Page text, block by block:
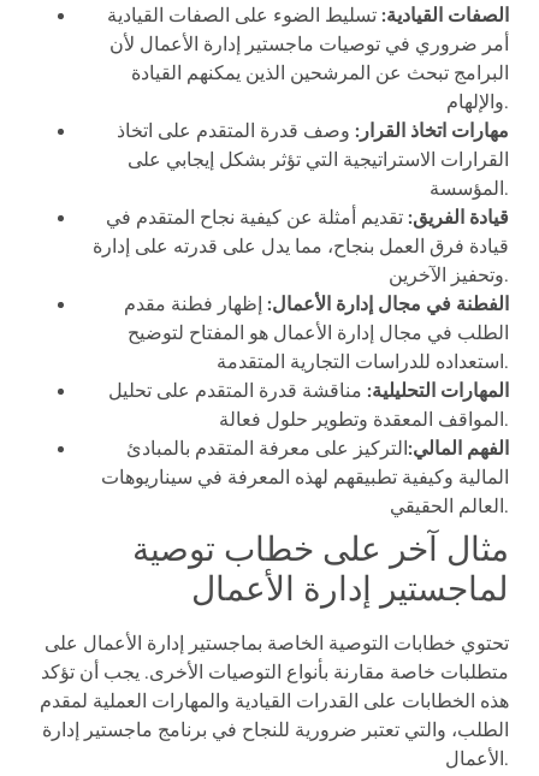
الصفات القيادية:تسليط الضوء على الصفات القيادية
أمر ضروري في توصيات ماجستير إدارة الأعمال لأن
البرامج تبحث عن المرشحين الذين يمكنهم القيادة
والإلهام.
مهارات اتخاذ القرار: وصف قدرة المتقدم على اتخاذ
القرارات الاستراتيجية التي تؤثر بشكل إيجابي على
المؤسسة.
قيادة الفريق:تقديم أمثلة عن كيفية نجاح المتقدم في
قيادة فرق العمل بنجاح، مما يدل على قدرته على إدارة
وتحفيز الآخرين.
الفطنة في مجال إدارة الأعمال:إظهار فطنة مقدم
الطلب في مجال إدارة الأعمال هو المفتاح لتوضيح
استعداده للدراسات التجارية المتقدمة.
المهارات التحليلية: مناقشة قدرة المتقدم على تحليل
المواقف المعقدة وتطوير حلول فعالة.
الفهم المالي:التركيز على معرفة المتقدم بالمبادئ
المالية وكيفية تطبيقهم لهذه المعرفة في سيناريوهات
العالم الحقيقي.
مثال آخر على خطاب توصية
لماجستير إدارة الأعمال
تحتوي خطابات التوصية الخاصة بماجستير إدارة الأعمال على
متطلبات خاصة مقارنة بأنواع التوصيات الأخرى. يجب أن تؤكد
هذه الخطابات على القدرات القيادية والمهارات العملية لمقدم
الطلب، والتي تعتبر ضرورية للنجاح في برنامج ماجستير إدارة
الأعمال.